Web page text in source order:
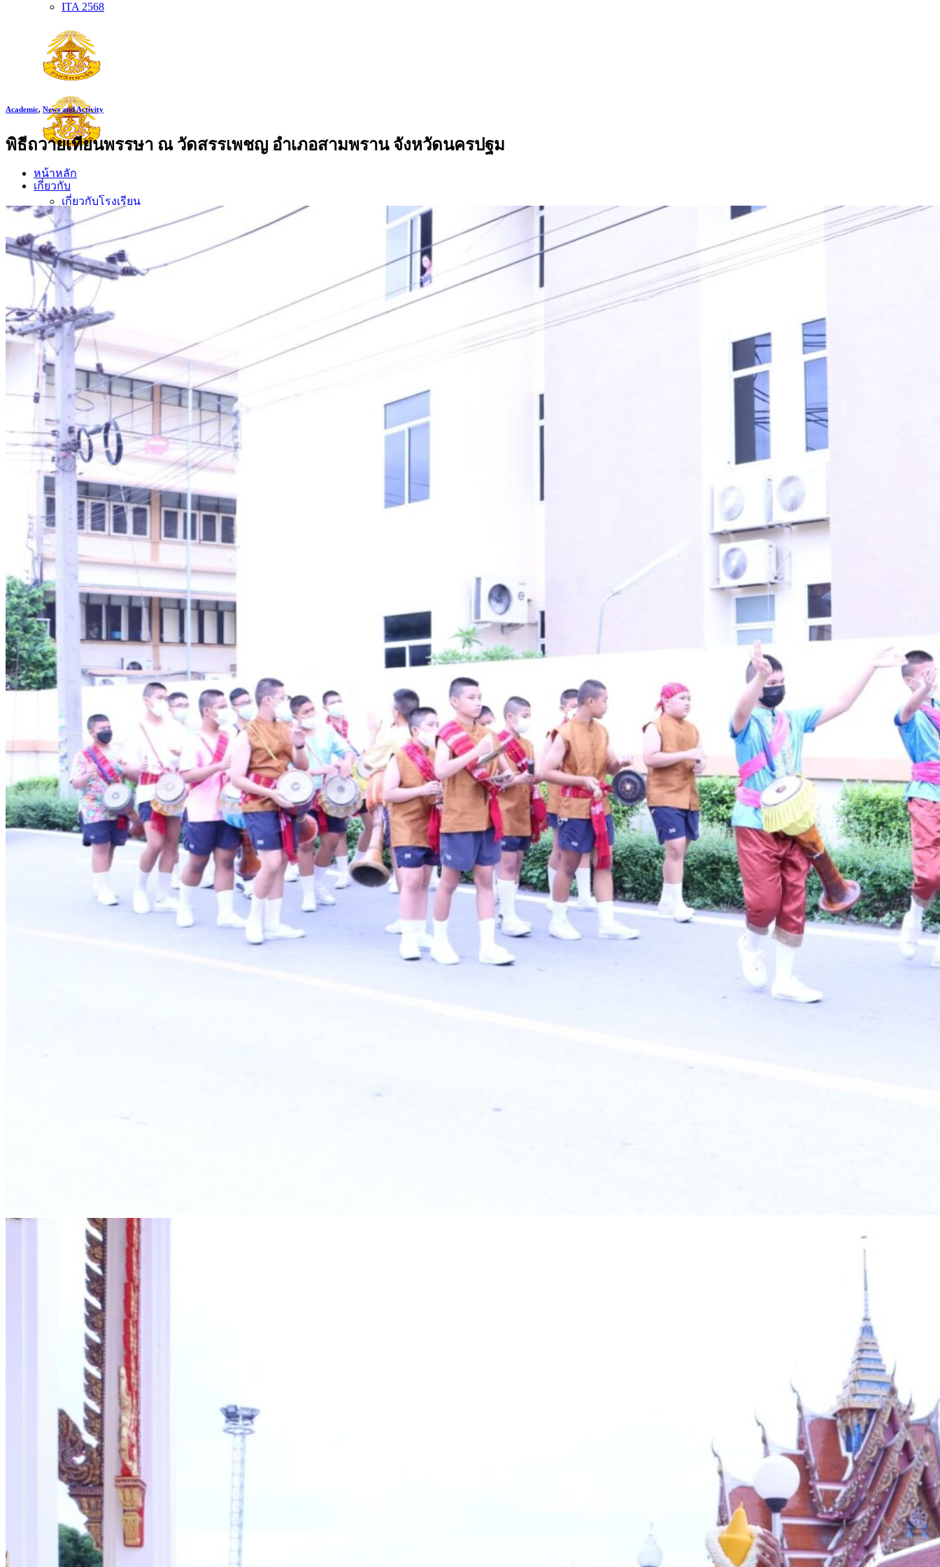
ITA 2568
หน้าหลัก
เกี่ยวกับ
เกี่ยวกับโรงเรียน
ประวัติโรงเรียน
ตราประจำโรงเรียน
ปรัชญาโรงเรียน
อัตลักษณ์
วิสัยทัศน์ พันธกิจ
การบริหาร
คณะผู้บริหาร
ทำเนียบผู้อำนวยการ
กลุ่มบริหารงานวิชาการ
กลุ่มบริหารงานงบประมาณ
กลุ่มบริหารงานบุคคล
กลุ่มบริหารงานทั่วไป
หลักสูตร
หลักสูตรสถานศึกษา
หลักสูตรผู้นำ
หลักสูตรแผนการเรียนเทคโนโลยีและการจัดการ
ข่าวสารและกิจกรรม
นักเรียนปัจจุบัน
ห้องสมุดและคลังข้อมูล
ตรวจสอบผลการเรียน
ชมรม KC Channel
E-Learning
การเรียนการสอนทางไกล
LMS บทเรียนออนไลน์
สิ่งอำนวยความสะดวก
การบริการ
ห้องสมุดและคลังข้อมูล
รายการอาหาร
รายงานการประเมินสถานศึกษา
แผนปฏิบัติการปีงบประมาณ 2568
จัดซื้อจัดจ้าง
รายงานงบทดลอง
ภาพกิจกรรม
เผยแพร่ผลงานทางวิชาการ
หมายเลขโทรศัพท์ภายใน
ปฎิทินโรงเรียน
ระบบแจ้งเรื่องร้องเรียน
Academic, News and Activity
พิธีถวายเทียนพรรษา ณ วัดสรรเพชญ อำเภอสามพราน จังหวัดนครปฐม